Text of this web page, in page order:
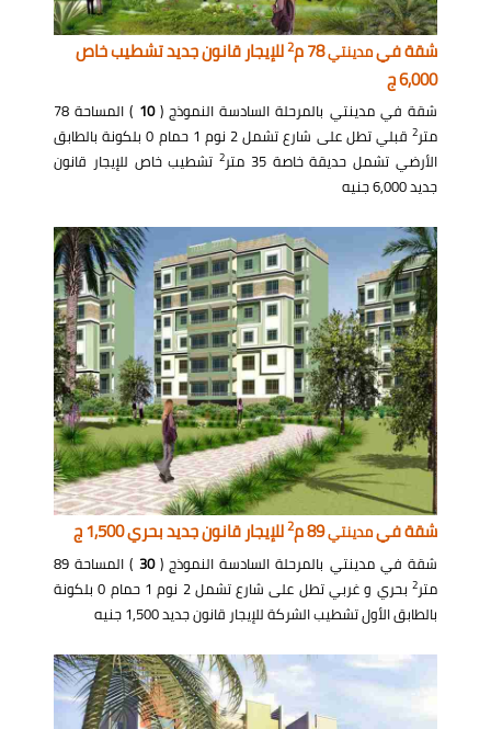
شقة فيمدينتي78 م 2للإيجار قانون جديد تشطيب خاص
6,000 ج
شقة في مدينتي بالمرحلة السادسة النموذج (10
) المساحة 78
متر2
قبلي تطل على شارع تشمل 2 نوم 1 حمام 0 بلكونة بالطابق
الأرضي تشمل حديقة خاصة 35 متر
2تشطيب خاص للإيجار قانون
جديد 6,000 جنيه
شقة فيمدينتي89 م 2للإيجار قانون جديد بحري 1,500 ج
شقة في مدينتي بالمرحلة السادسة النموذج (30
) المساحة 89
متر2
بحري و غربي تطل على شارع تشمل 2 نوم 1 حمام 0 بلكونة
بالطابق الأول تشطيب الشركة للإيجار قانون جديد 1,500 جنيه